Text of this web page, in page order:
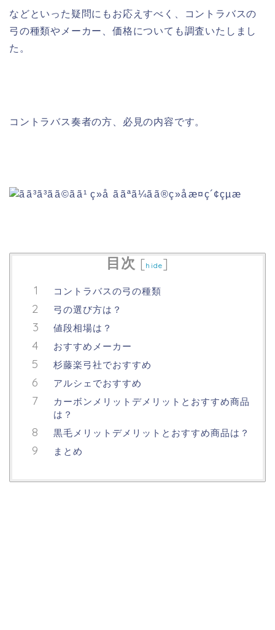
などといった疑問にもお応えすべく、コントラバスの
弓の種類やメーカー、価格についても調査いたしまし
た。
コントラバス奏者の方、必見の内容です。
目次 [hide]
コントラバスの弓の種類
弓の選び方は？
値段相場は？
おすすめメーカー
杉藤楽弓社でおすすめ
アルシェでおすすめ
カーボンメリットデメリットとおすすめ商品
は？
黒毛メリットデメリットとおすすめ商品は？
まとめ